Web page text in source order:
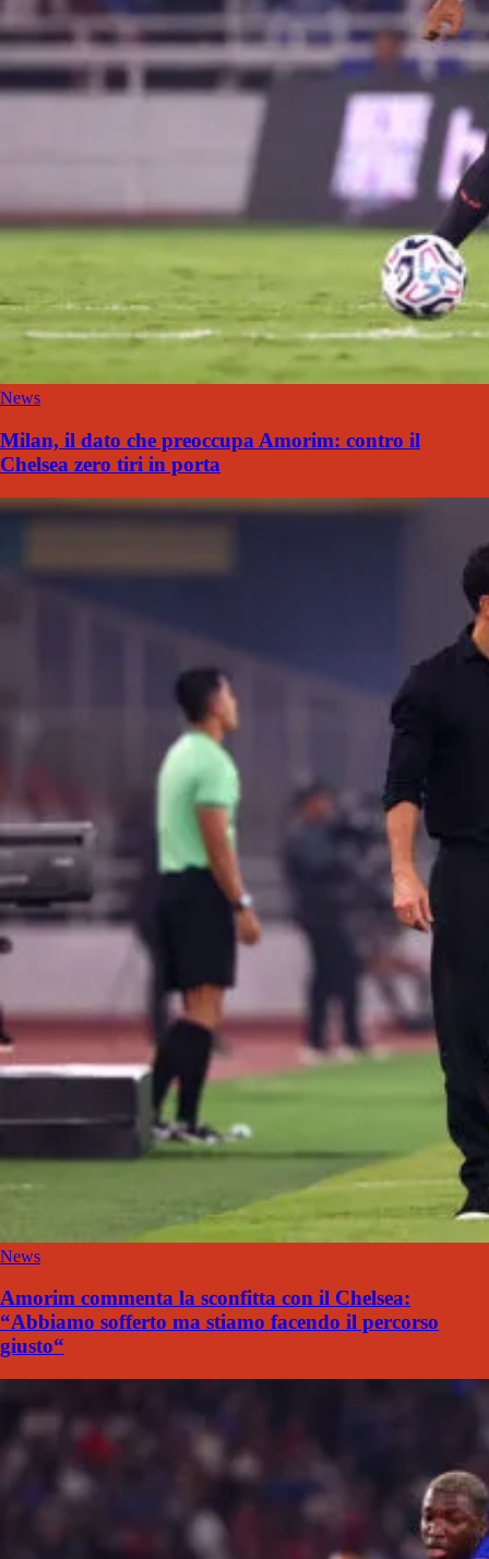
News
Milan, il dato che preoccupa Amorim: contro il
Chelsea zero tiri in porta
News
Amorim commenta la sconfitta con il Chelsea:
“Abbiamo sofferto ma stiamo facendo il percorso
giusto“